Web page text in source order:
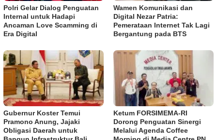
Polri Gelar Dialog Penguatan
Internal untuk Hadapi
Ancaman Love Scamming di
Era Digital
Wamen Komunikasi dan
Digital Nezar Patria:
Pemerataan Internet Tak Lagi
Bergantung pada BTS
Gubernur Koster Temui
Pramono Anung, Jajaki
Obligasi Daerah untuk
​Ketum FORSIMEMA-RI
Dorong Penguatan Sinergi
Melalui Agenda Coffee